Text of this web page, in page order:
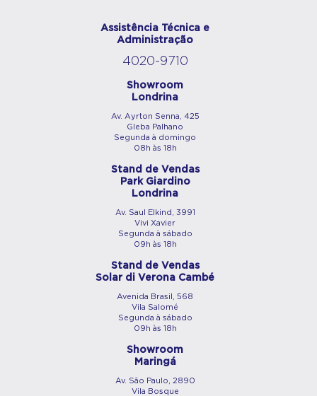
Assistência Técnica e
Administração
4020-9710
Showroom
Londrina
Av. Ayrton Senna, 425
Gleba Palhano
Segunda à domingo
08h às 18h
Stand de Vendas
Park Giardino
Londrina
Av. Saul Elkind, 3991
Vivi Xavier
Segunda à sábado
09h às 18h
Stand de Vendas
Solar di Verona Cambé
Avenida Brasil, 568
Vila Salomé
Segunda à sábado
09h às 18h
Showroom
Maringá
Av. São Paulo, 2890
Vila Bosque